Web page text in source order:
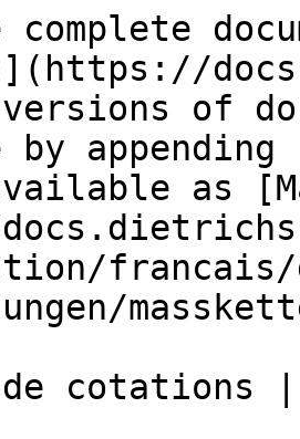
versions of
as
de cotations